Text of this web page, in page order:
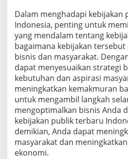
Dalam menghadapi kebijakan
Indonesia, penting untuk
yang mendalam tentang
bagaimana kebijakan
bisnis dan masyarakat.
dapat menyesuaikan strategi
kebutuhan dan aspirasi
meningkatkan kemakmuran
untuk mengambil langkah
mengoptimalkan bisnis Anda
kebijakan publik terbaru
demikian, Anda dapat
masyarakat dan
ekonomi.